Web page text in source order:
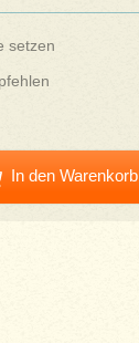
setzen
In den Warenkorb